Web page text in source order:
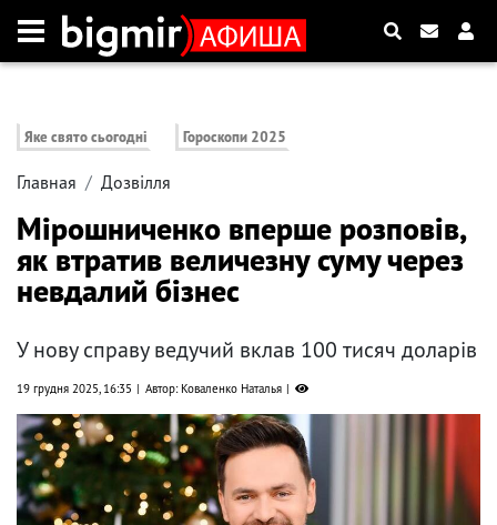
Яке свято сьогодні Гороскопи 2025
Главная Дозвілля
Мірошниченко вперше розповів,
як втратив величезну суму через
невдалий бізнес
У нову справу ведучий вклав 100 тисяч доларів
19 грудня 2025, 16:35 Автор: Коваленко Наталья